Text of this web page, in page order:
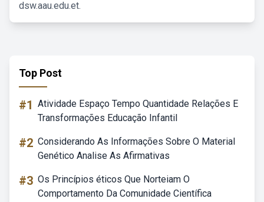
dsw.aau.edu.et.
Top Post
#1 Atividade Espaço Tempo Quantidade Relações E
Transformações Educação Infantil
#2 Considerando As Informações Sobre O Material
Genético Analise As Afirmativas
#3 Os Princípios éticos Que Norteiam O
Comportamento Da Comunidade Científica